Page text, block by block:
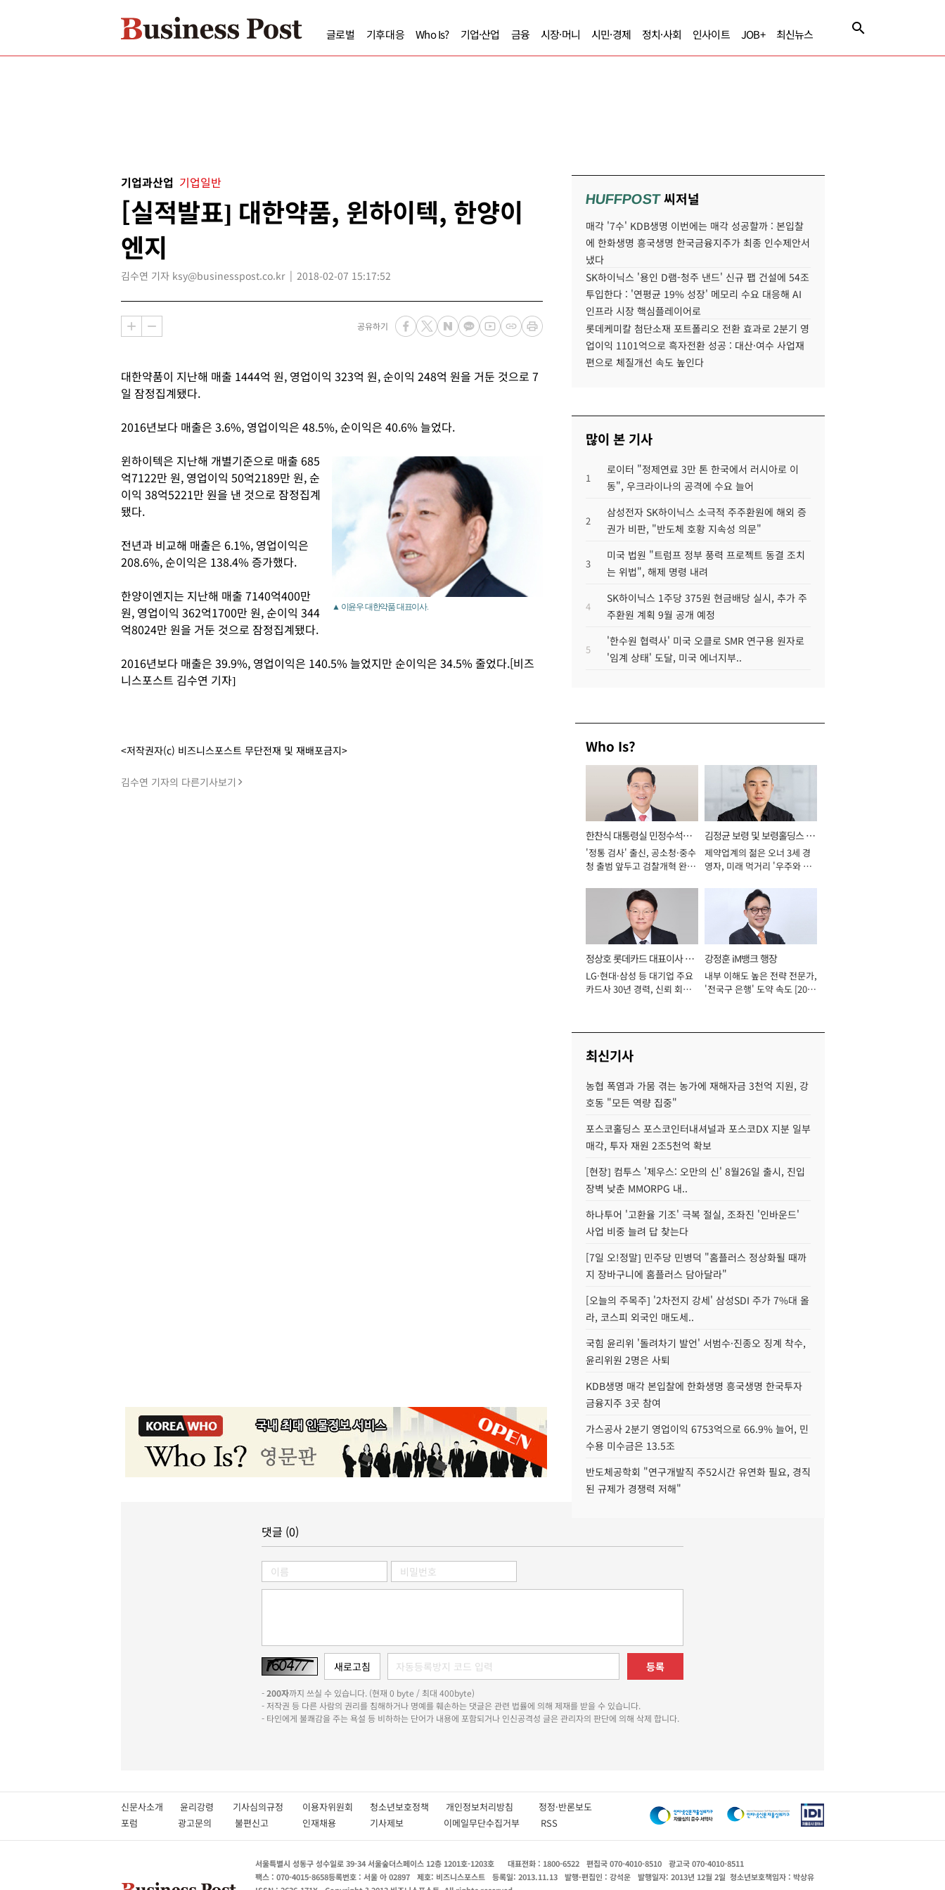
글로벌 기후대응 Who Is? 기업·산업 금융 시장·머니 시민·경제 정치·사회 인사이트 JOB+ 최신뉴스
기업과산업 기업일반
[실적발표] 대한약품, 윈하이텍, 한양이
엔지
김수연 기자 ksy@businesspost.co.kr 2018-02-07 15:17:52
공유하기
대한약품이 지난해 매출 1444억 원, 영업이익 323억 원, 순이익 248억 원을 거둔 것으로 7
일 잠정집계됐다.
2016년보다 매출은 3.6%, 영업이익은 48.5%, 순이익은 40.6% 늘었다.
▲ 이윤우 대한약품 대표이사.
윈하이텍은 지난해 개별기준으로 매출 685
억7122만 원, 영업이익 50억2189만 원, 순
이익 38억5221만 원을 낸 것으로 잠정집계
됐다.
전년과 비교해 매출은 6.1%, 영업이익은
208.6%, 순이익은 138.4% 증가했다.
한양이엔지는 지난해 매출 7140억400만
원, 영업이익 362억1700만 원, 순이익 344
억8024만 원을 거둔 것으로 잠정집계됐다.
2016년보다 매출은 39.9%, 영업이익은 140.5% 늘었지만 순이익은 34.5% 줄었다.[비즈
니스포스트 김수연 기자]
<저작권자(c) 비즈니스포스트 무단전재 및 재배포금지>
김수연 기자의 다른기사보기
HUFFPOST씨저널
매각 '7수' KDB생명 이번에는 매각 성공할까 : 본입찰
에 한화생명 흥국생명 한국금융지주가 최종 인수제안서
냈다
SK하이닉스 '용인 D램-청주 낸드' 신규 팹 건설에 54조
투입한다 : '연평균 19% 성장' 메모리 수요 대응해 AI
인프라 시장 핵심플레이어로
롯데케미칼 첨단소재 포트폴리오 전환 효과로 2분기 영
업이익 1101억으로 흑자전환 성공 : 대산·여수 사업재
편으로 체질개선 속도 높인다
많이 본 기사
1
로이터 "정제연료 3만 톤 한국에서 러시아로 이
동", 우크라이나의 공격에 수요 늘어
2
삼성전자 SK하이닉스 소극적 주주환원에 해외 증
권가 비판, "반도체 호황 지속성 의문"
3
미국 법원 "트럼프 정부 풍력 프로젝트 동결 조치
는 위법", 해제 명령 내려
4
SK하이닉스 1주당 375원 현금배당 실시, 추가 주
주환원 계획 9월 공개 예정
5
'한수원 협력사' 미국 오클로 SMR 연구용 원자로
'임계 상태' 도달, 미국 에너지부..
Who Is?
한찬식 대통령실 민정수석비
서관
'정통 검사' 출신, 공소청·중수
청 출범 앞두고 검찰개혁 완수
김정균 보령 및 보령홀딩스 대
표이사 사장
제약업계의 젊은 오너 3세 경
영자, 미래 먹거리 '우주와 헬
정상호 롯데카드 대표이사 사
장
LG·현대·삼성 등 대기업 주요
카드사 30년 경력, 신뢰 회복
강정훈 iM뱅크 행장
내부 이해도 높은 전략 전문가,
'전국구 은행' 도약 속도 [2026
최신기사
농협 폭염과 가뭄 겪는 농가에 재해자금 3천억 지원, 강
호동 "모든 역량 집중"
포스코홀딩스 포스코인터내셔널과 포스코DX 지분 일부
매각, 투자 재원 2조5천억 확보
[현장] 컴투스 '제우스: 오만의 신' 8월26일 출시, 진입
장벽 낮춘 MMORPG 내..
하나투어 '고환율 기조' 극복 절실, 조좌진 '인바운드'
사업 비중 늘려 답 찾는다
[7일 오!정말] 민주당 민병덕 "홈플러스 정상화될 때까
지 장바구니에 홈플러스 담아달라"
[오늘의 주목주] '2차전지 강세' 삼성SDI 주가 7%대 올
라, 코스피 외국인 매도세..
국힘 윤리위 '돌려차기 발언' 서범수·진종오 징계 착수,
윤리위원 2명은 사퇴
KDB생명 매각 본입찰에 한화생명 흥국생명 한국투자
금융지주 3곳 참여
가스공사 2분기 영업이익 6753억으로 66.9% 늘어, 민
수용 미수금은 13.5조
반도체공학회 "연구개발직 주52시간 유연화 필요, 경직
된 규제가 경쟁력 저해"
댓글 (0)
등록
-200자까지 쓰실 수 있습니다. (현재 0 byte / 최대 400byte)
- 저작권 등 다른 사람의 권리를 침해하거나 명예를 훼손하는 댓글은 관련 법률에 의해 제재를 받을 수 있습니다.
- 타인에게 불쾌감을 주는 욕설 등 비하하는 단어가 내용에 포함되거나 인신공격성 글은 관리자의 판단에 의해 삭제 합니다.
신문사소개 윤리강령 기사심의규정 이용자위원회 청소년보호정책 개인정보처리방침 정정·반론보도
포럼
광고문의 불편신고 인재채용 기사제보 이메일무단수집거부 RSS
서울특별시 성동구 성수일로 39-34 서울숲더스페이스 12층 1201호-1203호 대표전화 : 1800-6522 편집국 070-4010-8510
광고국 070-4010-8511
팩스 : 070-4015-8658등록번호 : 서울 아 02897 제호: 비즈니스포스트 등록일: 2013.11.13 발행·편집인 : 강석운 발행일자: 2013년 12월 2일 청소년보호책임자 : 박상유